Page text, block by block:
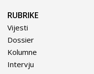
RUBRIKE
Vijesti
Dossier
Kolumne
Intervju